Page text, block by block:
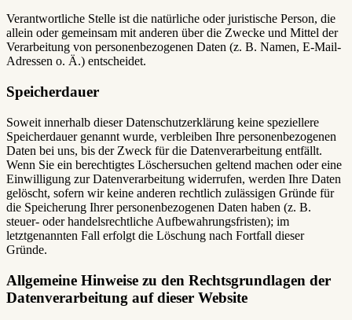
Verantwortliche Stelle ist die natürliche oder juristische Person, die
allein oder gemeinsam mit anderen über die Zwecke und Mittel der
Verarbeitung von personenbezogenen Daten (z. B. Namen, E-Mail-
Adressen o. Ä.) entscheidet.
Speicherdauer
Soweit innerhalb dieser Datenschutzerklärung keine speziellere
Speicherdauer genannt wurde, verbleiben Ihre personenbezogenen
Daten bei uns, bis der Zweck für die Datenverarbeitung entfällt.
Wenn Sie ein berechtigtes Löschersuchen geltend machen oder eine
Einwilligung zur Datenverarbeitung widerrufen, werden Ihre Daten
gelöscht, sofern wir keine anderen rechtlich zulässigen Gründe für
die Speicherung Ihrer personenbezogenen Daten haben (z. B.
steuer- oder handelsrechtliche Aufbewahrungsfristen); im
letztgenannten Fall erfolgt die Löschung nach Fortfall dieser
Gründe.
Allgemeine Hinweise zu den Rechtsgrundlagen der
Datenverarbeitung auf dieser Website